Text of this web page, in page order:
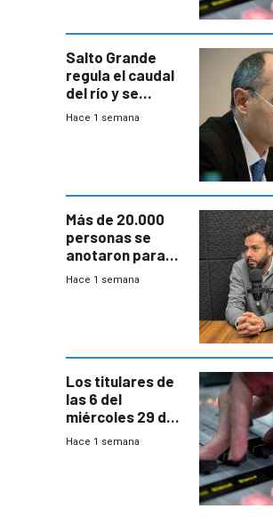
Salto Grande
regula el caudal
del río y se
prepara para un
Hace 1 semana
Más de 20.000
personas se
anotaron para
las pruebas
Hace 1 semana
Los titulares de
las 6 del
miércoles 29 de
julio de 2026
Hace 1 semana